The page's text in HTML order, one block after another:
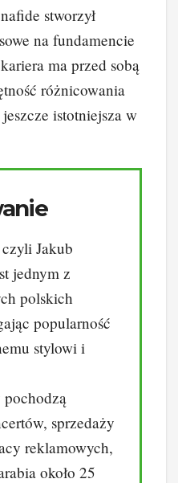
stworzył
na fundamencie
ma przed sobą
różnicowania
istotniejsza w
Jakub
jednym z
polskich
popularność
stylowi i
pochodzą
sprzedaży
reklamowych,
około 25